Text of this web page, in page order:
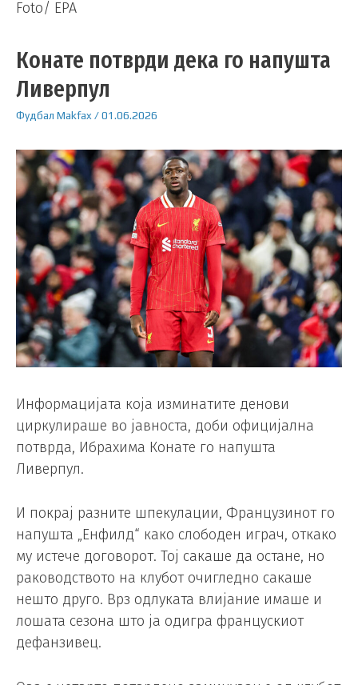
Foto/ EPA
Конате потврди дека го напушта
Ливерпул
Фудбал Makfax /01.06.2026
Информацијата која изминатите денови
циркулираше во јавноста, доби официјална
потврда, Ибрахима Конате го напушта
Ливерпул.
И покрај разните шпекулации, Французинот го
напушта „Енфилд“ како слободен играч, откако
му истече договорот. Тој сакаше да остане, но
раководството на клубот очигледно сакаше
нешто друго. Врз одлуката влијание имаше и
лошата сезона што ја одигра францускиот
дефанзивец.